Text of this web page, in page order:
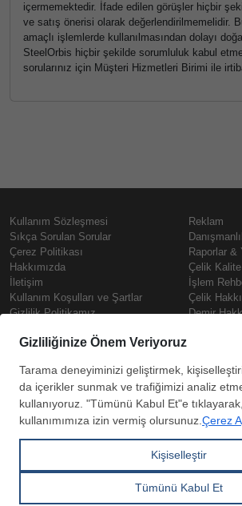
içermemektedir. İfade edilen görüşler hiçbir
ve satış önerisi olarak değerlendirilmemelidir.
amaçlı işlemlerde kullanılmasından dolayı
SteelOrbis hiçbir şekilde sorumluluk kabul
sorularınız için Müşteri Hizmetleri Birimi ile
Kullanım Sözleşmesi
Sıkça Sorulan Sorular
Çerez Politikası
Hakkımızda
İletişim
Kullanım Koşulları ve Şartlar
Gizlilik Politikamız
Prime
Reklam
Raporlar &
Çelik
İşlem
Çelik
Demir
Çelik Fiyatları
Demir Fiyatları
Güncel Hurda Fiyatları
Kutu Profil Fiyatları
Copyright ©
Tüm hakları